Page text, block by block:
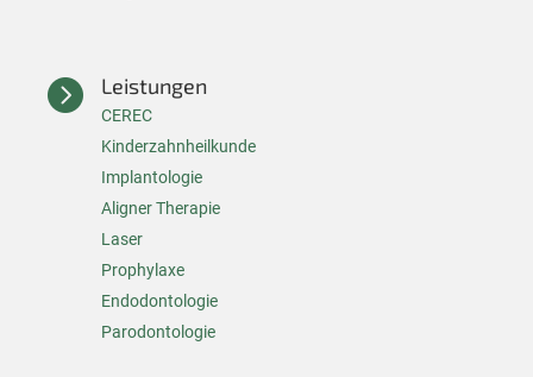
 Leistungen
CEREC
Kinderzahnheilkunde
Implantologie
Aligner Therapie
Laser
Prophylaxe
Endodontologie
Parodontologie